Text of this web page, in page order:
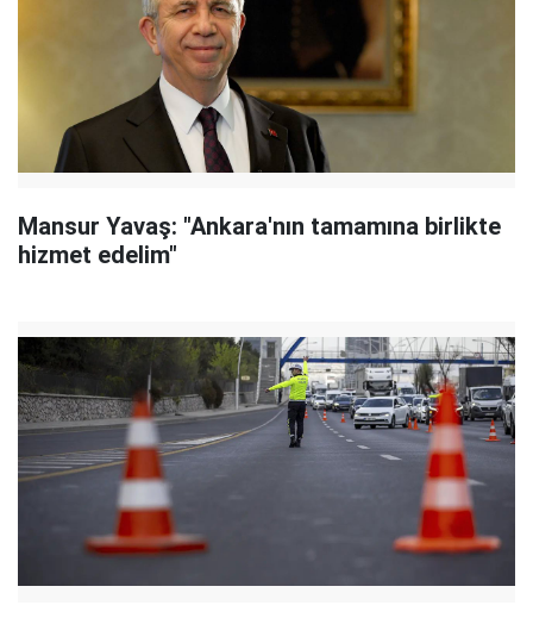
Mansur Yavaş: "Ankara'nın tamamına birlikte
hizmet edelim"